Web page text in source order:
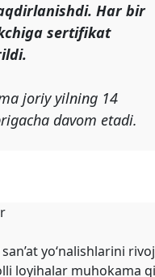
Har bir
sertifikat
joriy yilning 14
davom etadi.
yo‘nalishlarini
loyihalar muhokama